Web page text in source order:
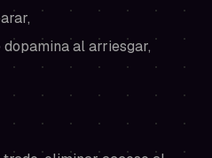
al arriesgar,